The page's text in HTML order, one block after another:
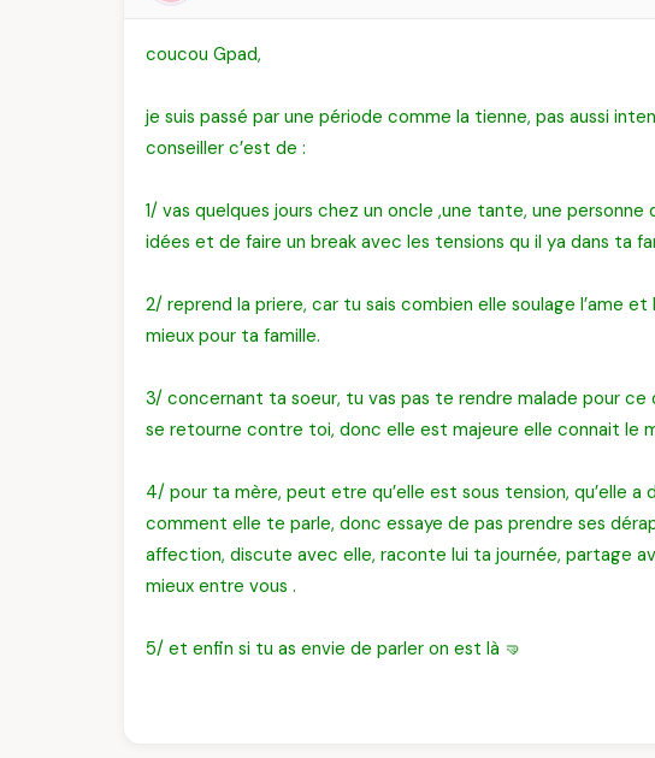
coucou Gpad,
je suis passé par une période comme la tienne, pas aussi
conseiller c’est de :
1/ vas quelques jours chez un oncle ,une tante, une
idées et de faire un break avec les tensions qu il ya dans ta
2/ reprend la priere, car tu sais combien elle soulage l’ame
mieux pour ta famille.
3/ concernant ta soeur, tu vas pas te rendre malade pour
se retourne contre toi, donc elle est majeure elle connait le
4/ pour ta mère, peut etre qu’elle est sous tension, qu’elle a
comment elle te parle, donc essaye de pas prendre ses
affection, discute avec elle, raconte lui ta journée, partage
mieux entre vous .
5/ et enfin si tu as envie de parler on est là 🤜